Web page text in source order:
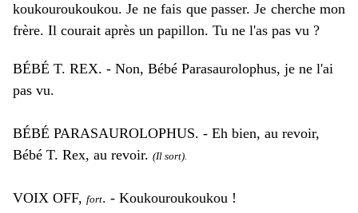
koukouroukoukou. Je ne fais que passer. Je cherche mon
frère. Il courait après un papillon. Tu ne l'as pas vu ?
BÉBÉ T. REX. - Non, Bébé Parasaurolophus, je ne l'ai
pas vu.
BÉBÉ PARASAUROLOPHUS. - Eh bien, au revoir,
Bébé T. Rex, au revoir. (Il sort).
VOIX OFF, fort. - Koukouroukoukou !